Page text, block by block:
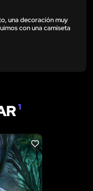
una decoración muy
con una camiseta
1
LIKE